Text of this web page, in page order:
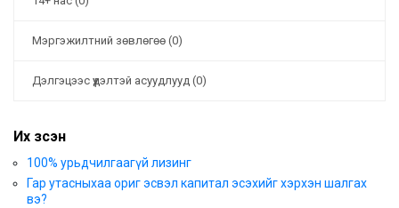
Мэргэжилтний зөвлөгөө (0)
Дэлгэцээс үүдэлтэй асуудлууд (0)
Их үзсэн
100% урьдчилгаагүй лизинг
Гар утасныхаа ориг эсвэл капитал эсэхийг хэрхэн шалгах
вэ?